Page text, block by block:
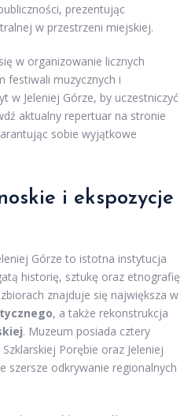
prezentując
w przestrzeni miejskiej.
w organizowanie licznych
festiwali muzycznych i
w Jeleniej Górze, by uczestniczyć
aktualny repertuar na stronie
sobie wyjątkowe
i ekspozycje
Górze to istotna instytucja
historię, sztukę oraz etnografię
znajduje się największa w
, a także rekonstrukcja
. Muzeum posiada cztery
Porębie oraz Jeleniej
szersze odkrywanie regionalnych